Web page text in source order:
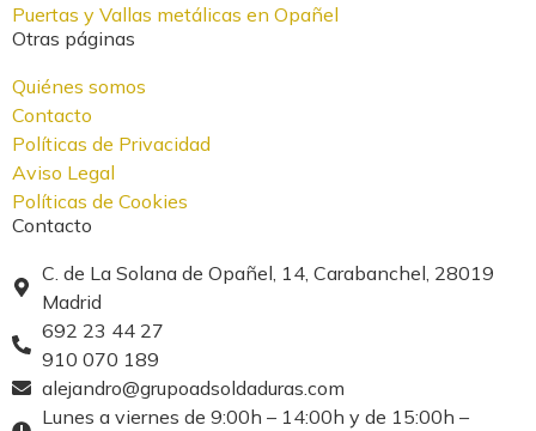
Puertas y Vallas metálicas en Opañel
Otras páginas
Quiénes somos
Contacto
Políticas de Privacidad
Aviso Legal
Políticas de Cookies
Contacto
C. de La Solana de Opañel, 14, Carabanchel, 28019
Madrid
692 23 44 27
910 070 189
alejandro@grupoadsoldaduras.com
Lunes a viernes de 9:00h – 14:00h y de 15:00h –